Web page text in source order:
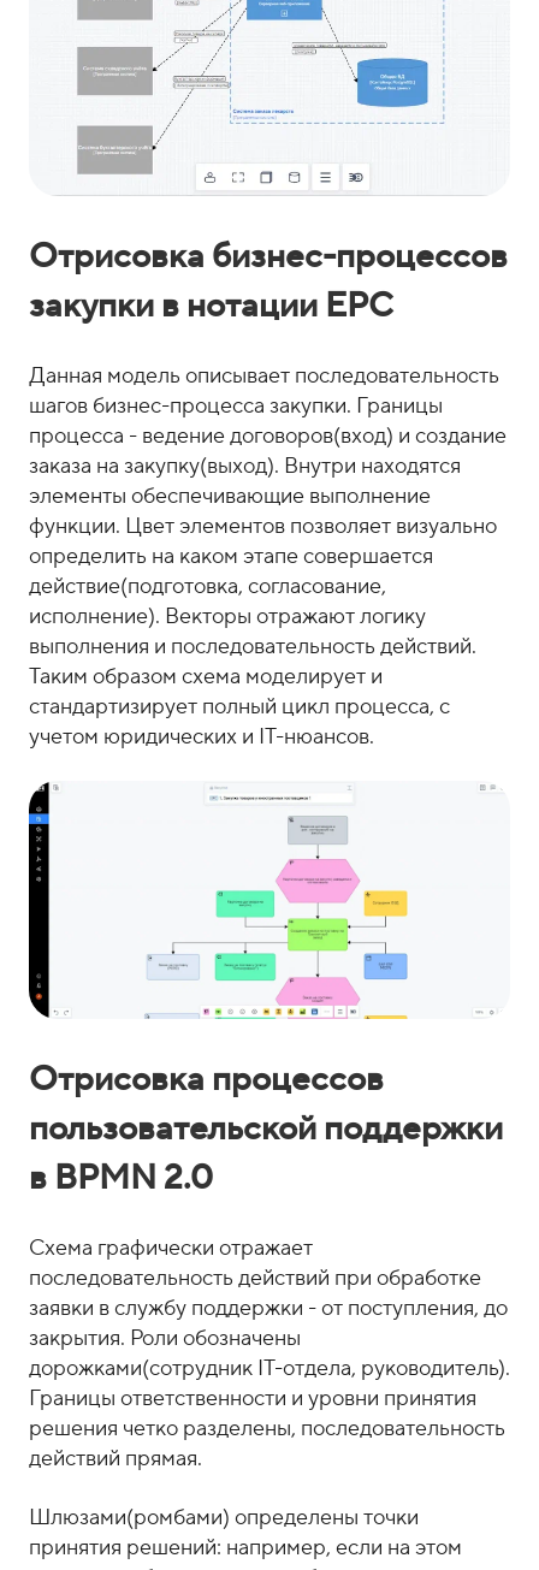
Отрисовка бизнес-процессов
закупки в нотации EPC
Данная модель описывает последовательность
шагов бизнес-процесса закупки. Границы
процесса - ведение договоров(вход) и создание
заказа на закупку(выход). Внутри находятся
элементы обеспечивающие выполнение
функции. Цвет элементов позволяет визуально
определить на каком этапе совершается
действие(подготовка, согласование,
исполнение). Векторы отражают логику
выполнения и последовательность действий.
Таким образом схема моделирует и
стандартизирует полный цикл процесса, с
учетом юридических и IT-нюансов.
Отрисовка процессов
пользовательской поддержки
в BPMN 2.0
Схема графически отражает
последовательность действий при обработке
заявки в службу поддержки - от поступления, до
закрытия. Роли обозначены
дорожками(сотрудник IT-отдела, руководитель).
Границы ответственности и уровни принятия
решения четко разделены, последовательность
действий прямая.
Шлюзами(ромбами) определены точки
принятия решений: например, если на этом